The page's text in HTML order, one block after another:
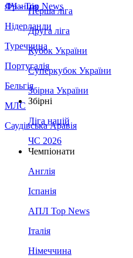
Франція
Нідерланди
Туреччина
Португалія
Бельгія
МЛС
Саудівська Аравія
ЛЧ - Top News
Перша ліга
Друга ліга
Кубок України
Суперкубок України
Збірна України
Збірні
Ліга націй
ЧС 2026
Чемпіонати
Англія
Іспанія
АПЛ Top News
Італія
Німеччина